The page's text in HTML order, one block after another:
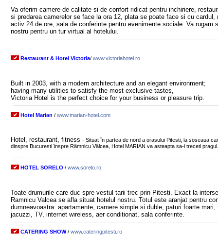
Va oferim camere de calitate si de confort ridicat pentru inchiriere,
si predarea camerelor se face la ora 12, plata se poate face si cu cardul,
activ 24 de ore, sala de conferinte pentru evenimente sociale. Va rugam
nostru pentru un tur virtual al hotelului.
Restaurant & Hotel Victoria/ www.victoriahotel.ro
Built in 2003, with a modern architecture and an elegant environment;
having many utilities to satisfy the most exclusive tastes,
Victoria Hotel is the perfect choice for your business or pleasure trip.
Hotel Marian / www.marian-hotel.com
Hotel, restaurant, fitness - Situat în partea de nord a orasului Pitesti, la soseaua
dinspre Bucuresti înspre Râmnicu Vâlcea, Hotel MARIAN va asteapta sa-i treceti pragul.
HOTEL SORELO / www.sorelo.ro
Toate drumurile care duc spre vestul tarii trec prin Pitesti. Exact la
Ramnicu Valcea se afla situat hotelul nostru. Totul este aranjat pentru
dumneavoastra: apartamente, camere simple si duble, paturi foarte mari,
jacuzzi, TV, internet wireless, aer conditionat, sala conferinte.
CATERING SHOW/ www.cateringpitesti.ro